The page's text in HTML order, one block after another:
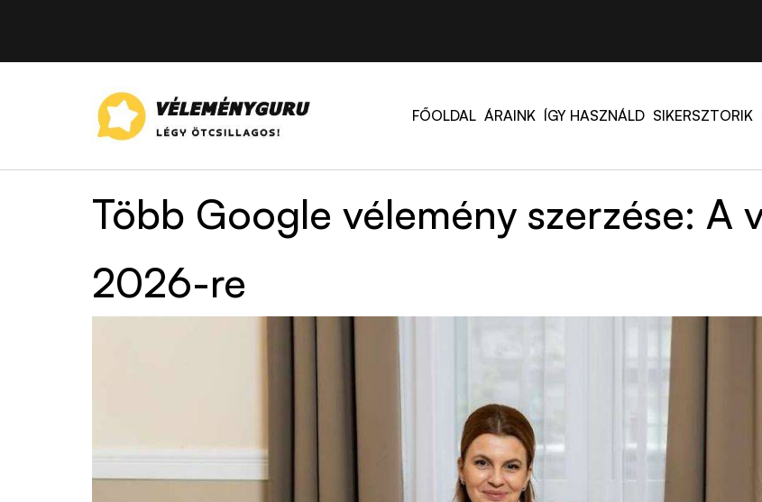
FŐOLDAL ÁRAINK ÍGY HASZNÁLD SIKERSZTORIK
Több Google vélemény szerzése: A
2026-re